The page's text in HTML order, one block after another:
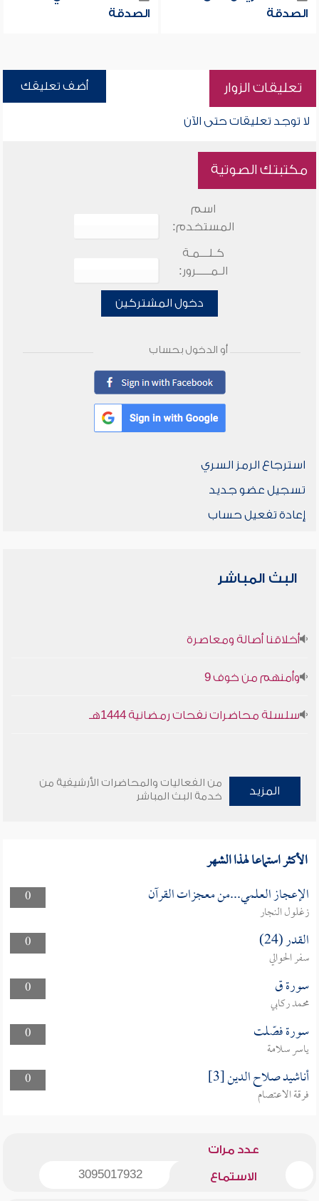
الصدقة
الصدقة
تعليقات الزوار أضف تعليقك
لا توجد تعليقات حتى الآن
مكتبتك الصوتية
اسم
المستخدم:
كـلـــمـة
الـمـــــرور:
دخول المشتركين
أو الدخول بحساب
استرجاع الرمز السري
تسجيل عضو جديد
إعادة تفعيل حساب
البث المباشر
أخلاقنا أصالة ومعاصرة
وأمنهم من خوف 9
سلسلة محاضرات نفحات رمضانية 1444هـ
المزيد
من الفعاليات والمحاضرات الأرشيفية من
خدمة البث المباشر
الأكثر استماعا لهذا الشهر
0 الإعجاز العلمي...من معجزات القرآن
زغلول النجار
0
القدر (24)
سفر الحوالي
0
سورة ق
محمد ركابي
0
سورة فصّلت
ياسر سلامة
0
أناشيد صلاح الدين [3]
فرقة الاعتصام
عدد مرات
الاستماع 3095017932